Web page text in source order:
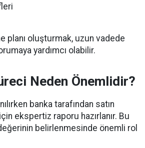
planı oluşturmak, uzun vadede
yardımcı olabilir.
Neden Önemlidir?
banka tarafından satın
ekspertiz raporu hazırlanır. Bu
belirlenmesinde önemli rol